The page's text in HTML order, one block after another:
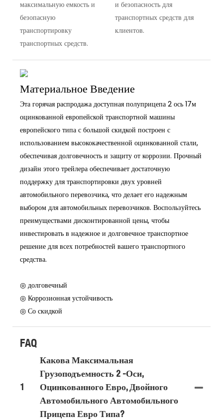
максимальную емкость и
безопасную
транспортировку
транспортных средств.
и безопасность для
транспортных средств для
клиентов.
Материальное Введение
Эта горячая распродажа доступная полуприцепа 2 ось 17м
оцинкованной европейской транспортной машины
европейского типа с большой скидкой построен с
использованием высококачественной оцинкованной стали,
обеспечивая долговечность и защиту от коррозии. Прочный
дизайн этого трейлера обеспечивает достаточную
поддержку для транспортировки двух уровней
автомобильного перевозчика, что делает его надежным
выбором для автомобильных перевозчиков. Воспользуйтесь
преимуществами дисконтированной цены, чтобы
инвестировать в надежное и долговечное транспортное
решение для всех потребностей вашего транспортного
средства.
◎ долговечный
◎ Коррозионная устойчивость
◎ Со скидкой
FAQ
1
Какова Максимальная
Грузоподъемность 2 -оси,
Оцинкованного Евро, Двойного
Автомобильного Автомобильного
Прицепа Евро Типа?